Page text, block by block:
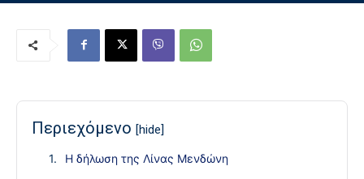
Περιεχόμενο [hide]
Η δήλωση της Λίνας Μενδώνη